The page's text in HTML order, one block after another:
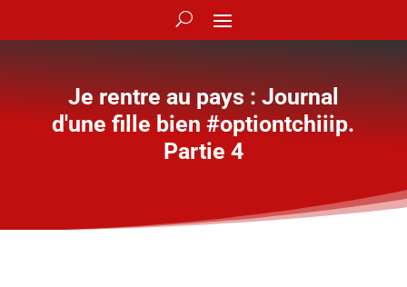
Je rentre au pays : Journal
d'une fille bien #optiontchiiip.
Partie 4